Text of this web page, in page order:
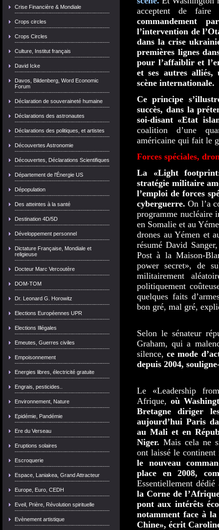
Crise Financière & Mondiale
Crops circles
Crops Circles
Culture, Institut français
David Icke
Davos, Bildenberg, Word Economic
Forum
Déclaration de souveraineté humaine
Déclarations des astronautes
Déclarations des politiques, et artistes
Découvertes Astronomie
Découvertes, Déclarations Scientifiques
Département de l'Énergie US
Dépopulation
Des atteintes à la santé
Destination 4D/5D
Développement personnel
Dictature Française, Mondiale et
religieuse
Docteur Marc Vercoutère
DOM-TOM
Dr. Leonard G. Horowitz
Elections Européennes UPR
Elections Illégales
Emeutes, Guerres civiles
Empoisonnement
Energies libres, électricité gratuite
Engrais, pesticides..
Environnement, Nature
Epidémie, Pandémie
Ere du Verseau
Eruptions solaires
Escroquerie
Espace, Laniakea, Grand Attracteur
Europe, Euro, CEDH
Eveil, Prière, Révolution spirituelle
Evènement artistique
acceptent de
commandement
l’intervention de
dans la crise
premières lignes
pour l’affaiblir et
et ses autres
scène internationale.
Ce principe
succès, dans la
soi-disant «Etat
coalition d’une
américaine qui fait le
Forces spéciales,
La «Light
stratégie militaire
l’emploi de forces
cyberguerre. On l’a
programme nucléaire
en Somalie et au
drones au Yémen et
résumé David
Post à la Maison-
power secret», de
militairement
politiquement
quelques faits
bon gré, mal gré,
Selon le sénateur
Graham, qui a
silence,ce mode
depuis 2004,
Le «Leadership
Afrique, où
Bretagne diriger
aujourd’hui Paris
au Mali et en
Niger. Mais cela ne
ont laissé le
le nouveau
place en 2008,
Essentiellement
la Corne de l’
pont aux intérêts
notamment face à la
Chine», écrit